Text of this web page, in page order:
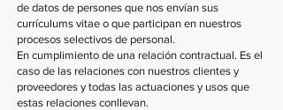
de datos de persones que nos envían sus
currículums vitae o que participan en nuestros
procesos selectivos de personal.
En cumplimiento de una relación contractual. Es el
caso de las relaciones con nuestros clientes y
proveedores y todas las actuaciones y usos que
estas relaciones conllevan.